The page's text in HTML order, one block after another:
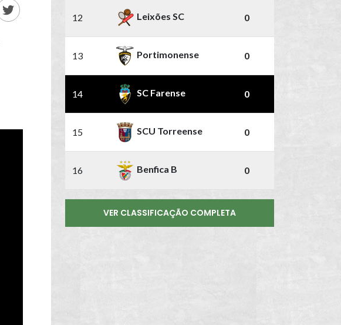
12 Leixões SC 0
13 Portimonense 0
14 SC Farense 0
15 SCU Torreense 0
16 Benfica B 0
VER CLASSIFICAÇÃO COMPLETA